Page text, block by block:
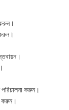
পরিচালনা করুন।
করুন।